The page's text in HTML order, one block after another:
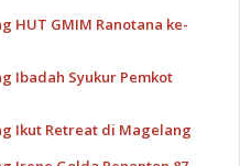
HUT GMIM Ranotana ke-
Ibadah Syukur Pemkot
Ikut Retreat di Magelang